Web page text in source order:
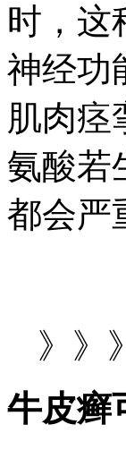
时，这
神经功
肌肉痉
氨酸若
都会严
》》
牛皮癣